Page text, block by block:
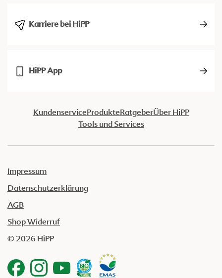
Karriere bei HiPP
HiPP App
KundenserviceProdukteRatgeberÜber HiPP
Tools und Services
Impressum
Datenschutzerklärung
AGB
Shop Widerruf
© 2026 HiPP